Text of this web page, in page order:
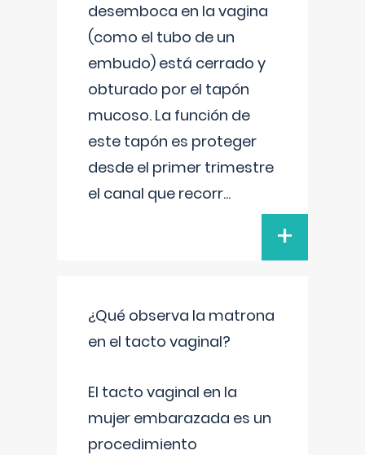
desemboca en la vagina
(como el tubo de un
embudo) está cerrado y
obturado por el tapón
mucoso. La función de
este tapón es proteger
desde el primer trimestre
el canal que recorr...
+
¿Qué observa la matrona
en el tacto vaginal?
El tacto vaginal en la
mujer embarazada es un
procedimiento